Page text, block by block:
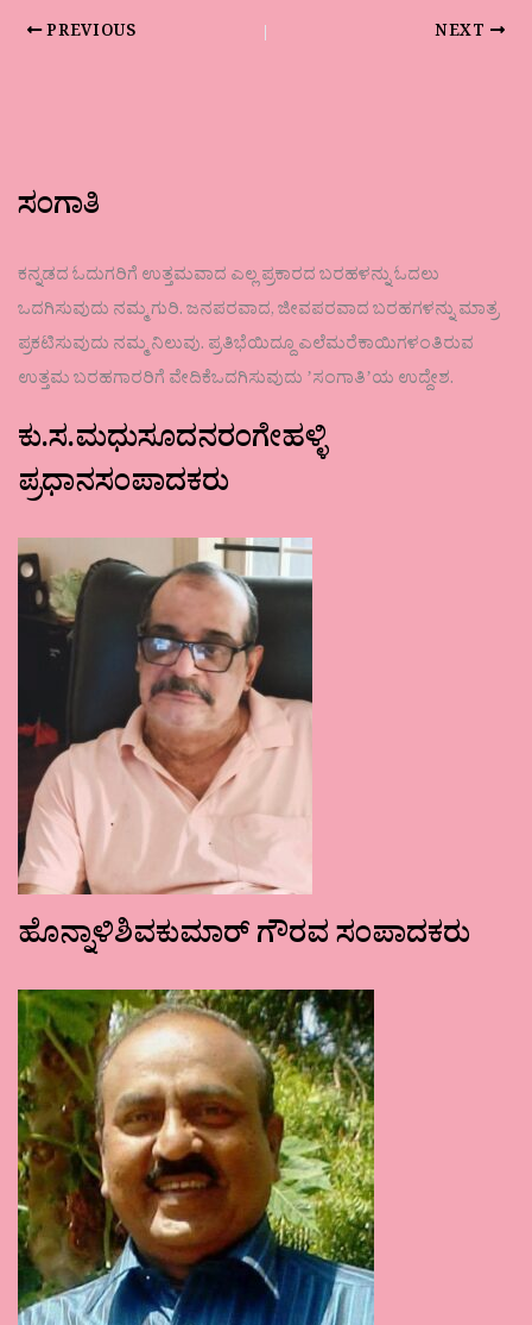
PREVIOUS NEXT
ಸಂಗಾತಿ
ಕನ್ನಡದ ಓದುಗರಿಗೆ ಉತ್ತಮವಾದ ಎಲ್ಲ ಪ್ರಕಾರದ ಬರಹಳನ್ನು ಓದಲು
ಒದಗಿಸುವುದು ನಮ್ಮ ಗುರಿ. ಜನಪರವಾದ, ಜೀವಪರವಾದ ಬರಹಗಳನ್ನು ಮಾತ್ರ
ಪ್ರಕಟಿಸುವುದು ನಮ್ಮ ನಿಲುವು. ಪ್ರತಿಭೆಯಿದ್ದೂ ಎಲೆಮರೆಕಾಯಿಗಳಂತಿರುವ
ಉತ್ತಮ ಬರಹಗಾರರಿಗೆ ವೇದಿಕೆಒದಗಿಸುವುದು ʼಸಂಗಾತಿʼಯ ಉದ್ದೇಶ.
ಕು.ಸ.ಮಧುಸೂದನರಂಗೇಹಳ್ಳಿ
ಪ್ರಧಾನಸಂಪಾದಕರು
ಹೊನ್ನಾಳಿಶಿವಕುಮಾರ್ ಗೌರವ ಸಂಪಾದಕರು